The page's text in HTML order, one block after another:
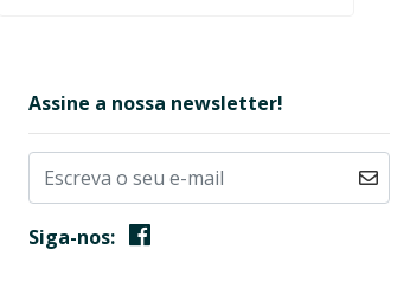
Assine a nossa newsletter!
Siga-nos: